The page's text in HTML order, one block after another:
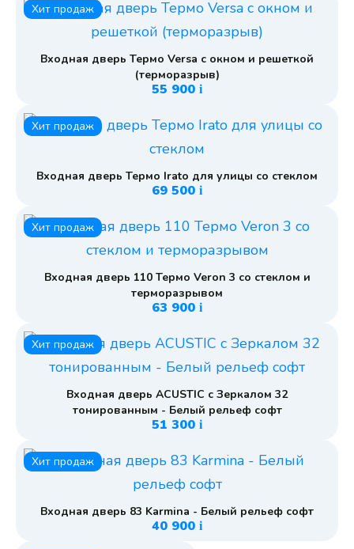
Хит продаж
Входная дверь Термо Versa с окном и решеткой
(терморазрыв)
55 900 i
Хит продаж
Входная дверь Термо Irato для улицы со стеклом
69 500 i
Хит продаж
Входная дверь 110 Термо Veron 3 со стеклом и
терморазрывом
63 900 i
Хит продаж
Входная дверь ACUSTIC с Зеркалом 32
тонированным - Белый рельеф софт
51 300 i
Хит продаж
Входная дверь 83 Karmina - Белый рельеф софт
40 900 i